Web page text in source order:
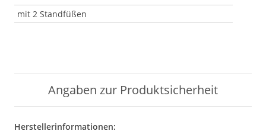
mit 2 Standfüßen
Angaben zur Produktsicherheit
Herstellerinformationen: